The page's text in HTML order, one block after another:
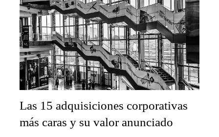
Las 15 adquisiciones corporativas
más caras y su valor anunciado